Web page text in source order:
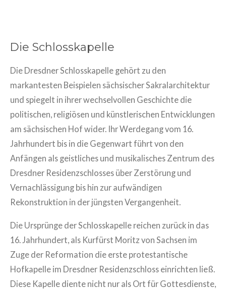
Die Schlosskapelle
Die Dresdner Schlosskapelle gehört zu den
markantesten Beispielen sächsischer Sakralarchitektur
und spiegelt in ihrer wechselvollen Geschichte die
politischen, religiösen und künstlerischen Entwicklungen
am sächsischen Hof wider. Ihr Werdegang vom 16.
Jahrhundert bis in die Gegenwart führt von den
Anfängen als geistliches und musikalisches Zentrum des
Dresdner Residenzschlosses über Zerstörung und
Vernachlässigung bis hin zur aufwändigen
Rekonstruktion in der jüngsten Vergangenheit.
Die Ursprünge der Schlosskapelle reichen zurück in das
16. Jahrhundert, als Kurfürst Moritz von Sachsen im
Zuge der Reformation die erste protestantische
Hofkapelle im Dresdner Residenzschloss einrichten ließ.
Diese Kapelle diente nicht nur als Ort für Gottesdienste,